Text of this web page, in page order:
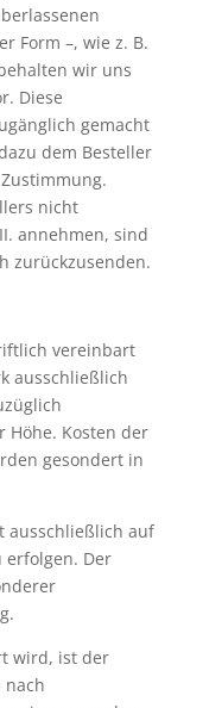
Form –, wie z. B.
wir uns
Diese
gemacht
dem Besteller
nicht
annehmen, sind
zurückzusenden.
vereinbart
ausschließlich
Kosten der
gesondert in
ausschließlich auf
erfolgen. Der
wird, ist der
nach